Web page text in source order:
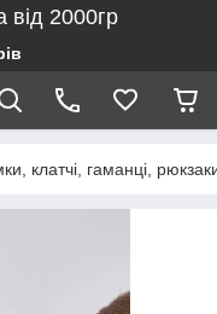
від 2000гр
клатчі, гаманці,